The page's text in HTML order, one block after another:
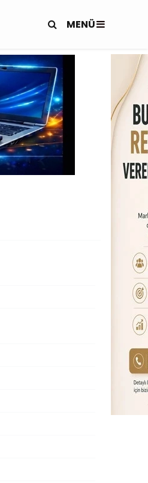
MENÜ